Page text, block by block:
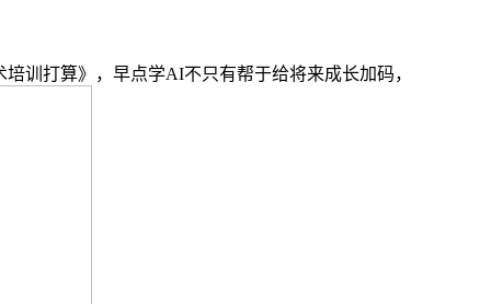
训打算》，早点学AI不只有帮于给将来成长加码，